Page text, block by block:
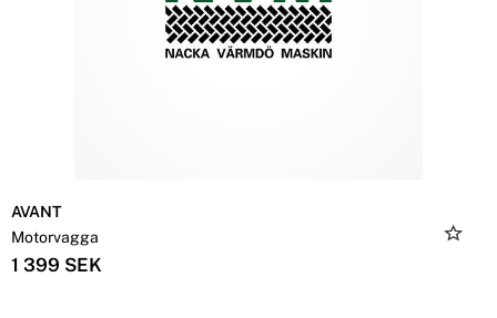
AVANT
Motorvagga
1 399 SEK